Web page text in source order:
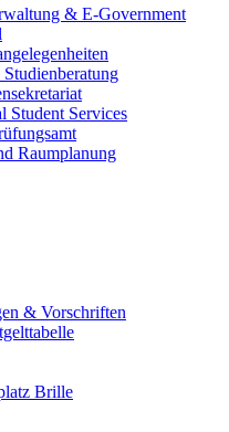
& E-Government
Student Services
Raumplanung
& Vorschriften
Brille